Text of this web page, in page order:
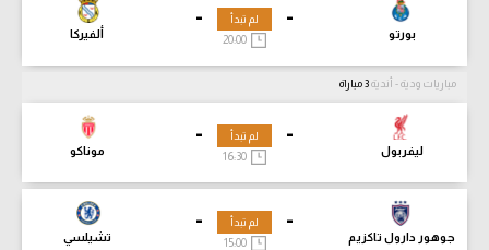
-
بورتو
-
ألفيركا
لم تبدأ
مباريات ودية - أندية
-
ليفربول
-
موناكو
لم تبدأ
-
جوهور دارول تاكزيم
-
تشيلسي
لم تبدأ
15:00